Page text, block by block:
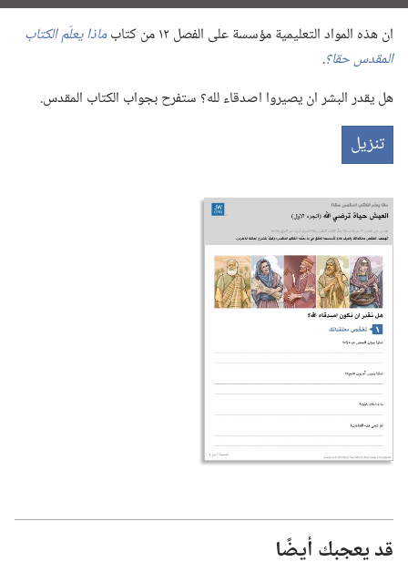
ان هذه المواد التعليمية مؤسسة على الفصل ١٢ من كتاب
ماذا يعلّم الكتاب
المقدس حقا؟‏‏.‏
هل يقدر البشر ان يصيروا اصدقاء لله؟‏ ستفرح بجواب الكتاب المقدس.‏
تنزيل
قد يعجبك أيضًا